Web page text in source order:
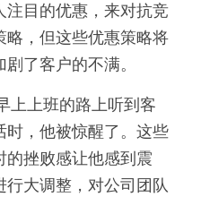
注目的优惠，来对抗竞
略，但这些优惠策略将
了客户的不满。
上上班的路上听到客
时，他被惊醒了。这些
的挫败感让他感到震
大调整，对公司团队